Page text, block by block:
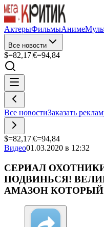
АктерыФильмыАниме
Все новости
$=82,17|€=94,84
Все новостиЗаказать
$=82,17|€=94,84
Видео01.03.2020 в 12:32
СЕРИАЛ
ПОДВИНЬСЯ!
АМАЗОН КОТОРЫЙ